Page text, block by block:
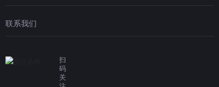
联系我们
扫
码
关